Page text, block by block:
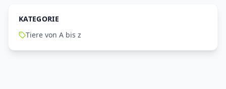
KATEGORIE
Tiere von A bis z